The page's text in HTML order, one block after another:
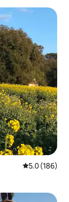
レビュー186
5.0 (186)